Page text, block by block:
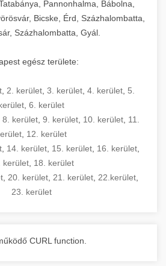
Pannonhalma, Bábolna,
Bicske, Érd, Százhalombatta,
Százhalombatta, Gyál.
egész területe:
2. kerület 3. kerület 4. kerület 5.
6. kerület
8. kerület, 9. kerület, 10. kerület, 11.
12. kerület
14. kerület 15. kerület 16. kerület
kerület 18. kerület
20. kerület 21. kerület 22.kerület
23. kerület
CURL function.